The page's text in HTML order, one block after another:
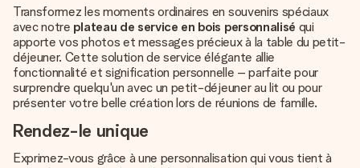
Transformez les moments ordinaires en souvenirs spéciaux
avec notre plateau de service en bois personnalisé qui
apporte vos photos et messages précieux à la table du petit-
déjeuner. Cette solution de service élégante allie
fonctionnalité et signification personnelle – parfaite pour
surprendre quelqu'un avec un petit-déjeuner au lit ou pour
présenter votre belle création lors de réunions de famille.
Rendez-le unique
Exprimez-vous grâce à une personnalisation qui vous tient à